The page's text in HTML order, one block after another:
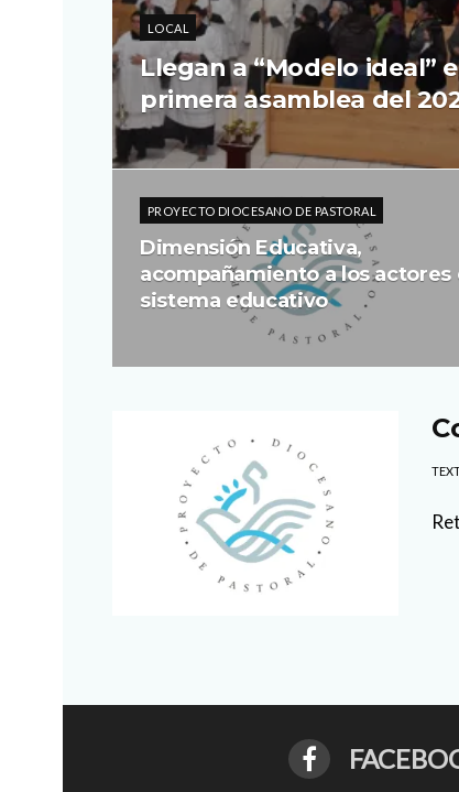
LOCAL
Llegan a “Modelo ideal”
primera asamblea del
PROYECTO DIOCESANO DE PASTORAL
Dimensión Educativa,
acompañamiento a los actores
sistema educativo